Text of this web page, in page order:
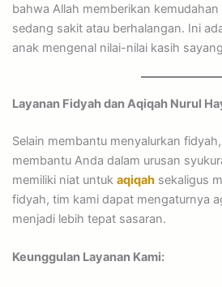
bahwa Allah memberikan
sedang sakit atau berhalangan. Ini
anak mengenal nilai-nilai kasih
Layanan Fidyah dan Aqiqah Nurul
Selain membantu menyalurkan
membantu Anda dalam urusan
memiliki niat untuk aqiqahsekaligus
fidyah, tim kami dapat mengaturnya
menjadi lebih tepat sasaran.
Keunggulan Layanan Kami: